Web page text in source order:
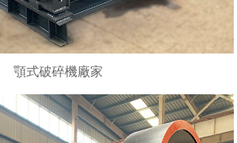
顎式破碎機廠家